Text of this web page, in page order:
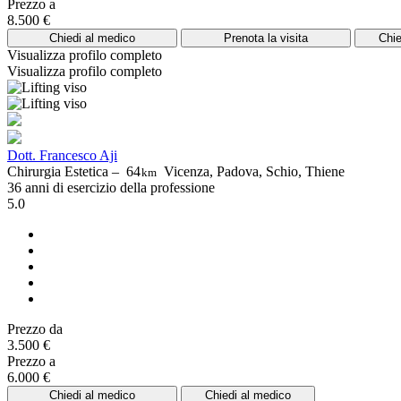
Prezzo a
8.500 €
Chiedi al medico Prenota la visita
Visualizza profilo completo
Visualizza profilo completo
Dott. Francesco Aji
Chirurgia Estetica – 64km Vicenza, Padova, Schio, Thiene
36 anni di esercizio della professione
5.0
Prezzo da
3.500 €
Prezzo a
6.000 €
Chiedi al medico Chiedi al medico